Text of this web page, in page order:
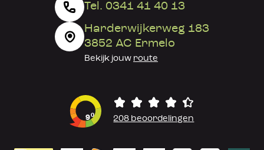
Tel. 0341 41 40 13
Harderwijkerweg 183
3852 AC Ermelo
Bekijk jouw route
90 208 beoordelingen